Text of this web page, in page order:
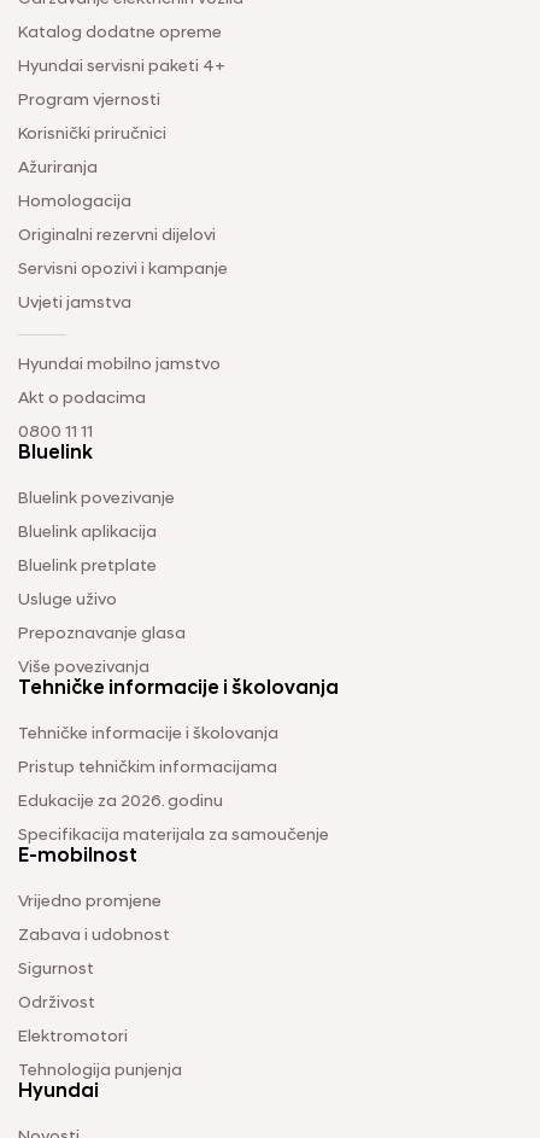
Katalog dodatne opreme
Hyundai servisni paketi 4+
Program vjernosti
Korisnički priručnici
Ažuriranja
Homologacija
Originalni rezervni dijelovi
Servisni opozivi i kampanje
Uvjeti jamstva
Hyundai mobilno jamstvo
Akt o podacima
0800 11 11
Bluelink
Bluelink povezivanje
Bluelink aplikacija
Bluelink pretplate
Usluge uživo
Prepoznavanje glasa
Više povezivanja
Tehničke informacije i školovanja
Tehničke informacije i školovanja
Pristup tehničkim informacijama
Edukacije za 2026. godinu
Specifikacija materijala za samoučenje
E-mobilnost
Vrijedno promjene
Zabava i udobnost
Sigurnost
Održivost
Elektromotori
Tehnologija punjenja
Hyundai